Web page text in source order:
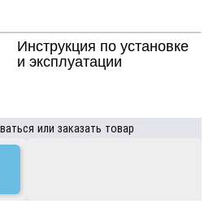
Инструкция по установке
и эксплуатации
или заказать товар